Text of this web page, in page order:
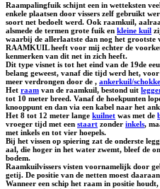
Raampalingfuik schijnt een in wetteksten
enkele plaatsen door vissers zelf gebruikt
soort net bedoelt werd. Ook raamkuil,
alsmede de termen grote fuik en kleine kuil
waarbij de allerlaatste dan nog het grootste
RAAMKUILheeft voor mij echter de
kenmerken van dit net in zich heeft.
Dit type visnet is tot het eind van de 19de
belang geweest, vanaf die tijd werd het,
meer verdrongen door de , ankerkuil/
Het raam van de raamkuil, bestond uit
tot 10 meter breed. Vanaf de hoekpunten
knooppunt en dan via een kabel naar het
Het 8 tot 12 meter lange kuilnet was met de
vroeger tijd met een staart zonder inkels,
met inkels en tot vier hoepels.
Bij het vissen op spiering zat de onderste
aal, die hoger in het water zwemt, bleef de
bodem.
Raamkuilvissers visten voornamelijk door
getij. De positie van de netten moest
Wanneer een schip het raam in positie